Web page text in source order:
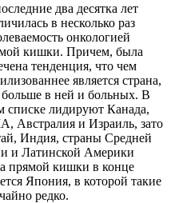
два десятка лет
в несколько раз
онкологией
кишки. Причем, была
тенденция, что чем
является страна,
больше в ней и больных. В
списке лидируют Канада,
Австралия и Израиль, зато
Индия, страны Средней
и Латинской Америки
прямой кишки в конце
Япония, в которой такие
редко.